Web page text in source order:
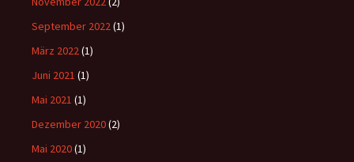
September 2022(1)
März 2022(1)
Juni 2021 (1)
Mai 2021 (1)
Dezember 2020(2)
Mai 2020(1)